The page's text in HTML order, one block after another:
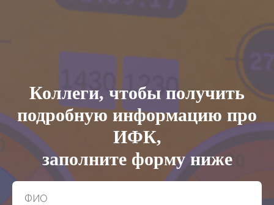
Коллеги, чтобы получить
подробную информацию про
ИФК,
заполните форму ниже